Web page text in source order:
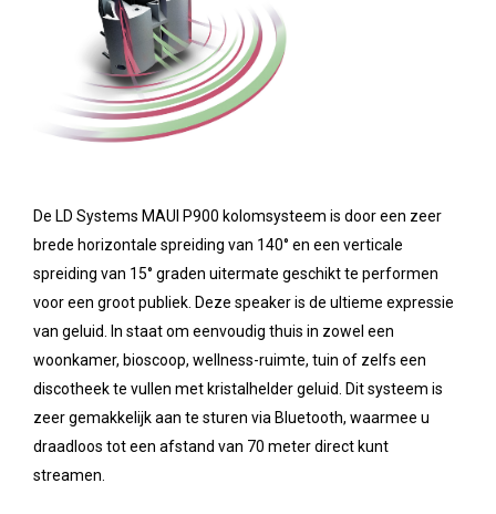
De LD Systems MAUI P900 kolomsysteem is door een zeer
brede horizontale spreiding van 140° en een verticale
spreiding van 15° graden uitermate geschikt te performen
voor een groot publiek. Deze speaker is de ultieme expressie
van geluid. In staat om eenvoudig thuis in zowel een
woonkamer, bioscoop, wellness-ruimte, tuin of zelfs een
discotheek te vullen met kristalhelder geluid. Dit systeem is
zeer gemakkelijk aan te sturen via Bluetooth, waarmee u
draadloos tot een afstand van 70 meter direct kunt
streamen.